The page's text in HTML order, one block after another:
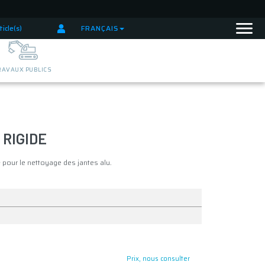
FRANÇAIS
PUBLICS
le nettoyage des jantes alu.
Prix, nous consulter